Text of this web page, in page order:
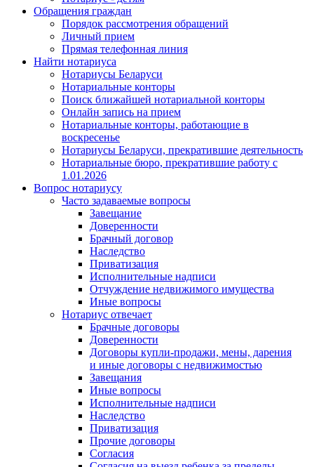
Обращения граждан
Порядок рассмотрения обращений
Личный прием
Прямая телефонная линия
Найти нотариуса
Нотариусы Беларуси
Нотариальные конторы
Поиск ближайшей нотариальной конторы
Онлайн запись на прием
Нотариальные конторы, работающие в
воскресенье
Нотариусы Беларуси, прекратившие деятельность
Нотариальные бюро, прекратившие работу с
1.01.2026
Вопрос нотариусу
Часто задаваемые вопросы
Завещание
Доверенности
Брачный договор
Наследство
Приватизация
Исполнительные надписи
Отчуждение недвижимого имущества
Иные вопросы
Нотариус отвечает
Брачные договоры
Доверенности
Договоры купли-продажи, мены, дарения
и иные договоры с недвижимостью
Завещания
Иные вопросы
Исполнительные надписи
Наследство
Приватизация
Прочие договоры
Согласия